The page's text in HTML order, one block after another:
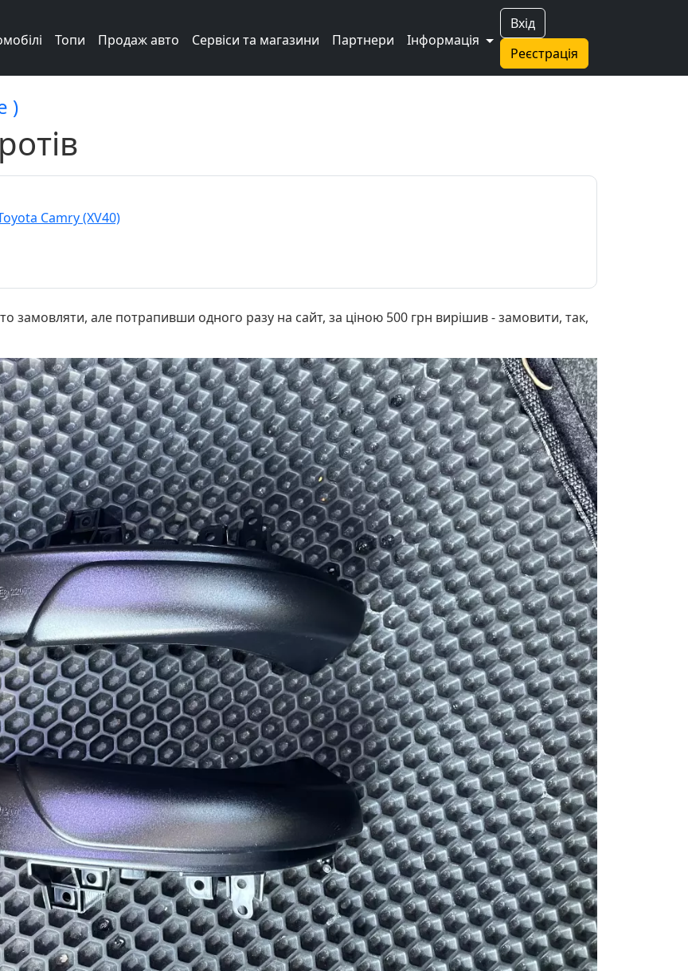
Вхід
Реєстрація
Топи Продаж авто Сервіси та магазини Партнери Інформація
)
Camry (XV40)
замовляти, але потрапивши одного разу на сайт, за ціною 500 грн вирішив - замовити, так,